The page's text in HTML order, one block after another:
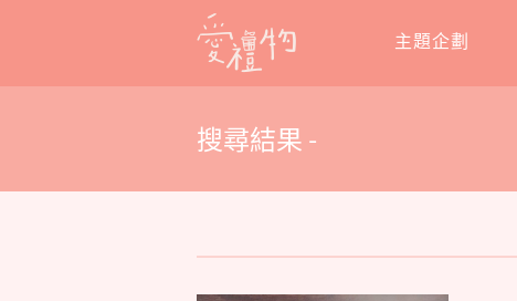
content
主題企劃
搜尋結果 -